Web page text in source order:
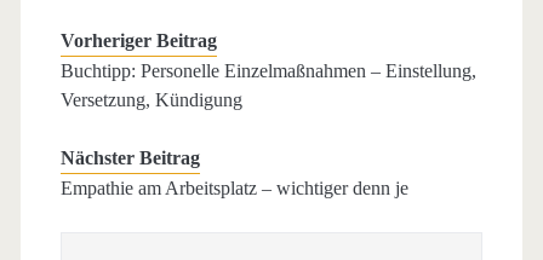
Vorheriger Beitrag
Buchtipp: Personelle Einzelmaßnahmen – Einstellung,
Versetzung, Kündigung
Nächster Beitrag
Empathie am Arbeitsplatz – wichtiger denn je